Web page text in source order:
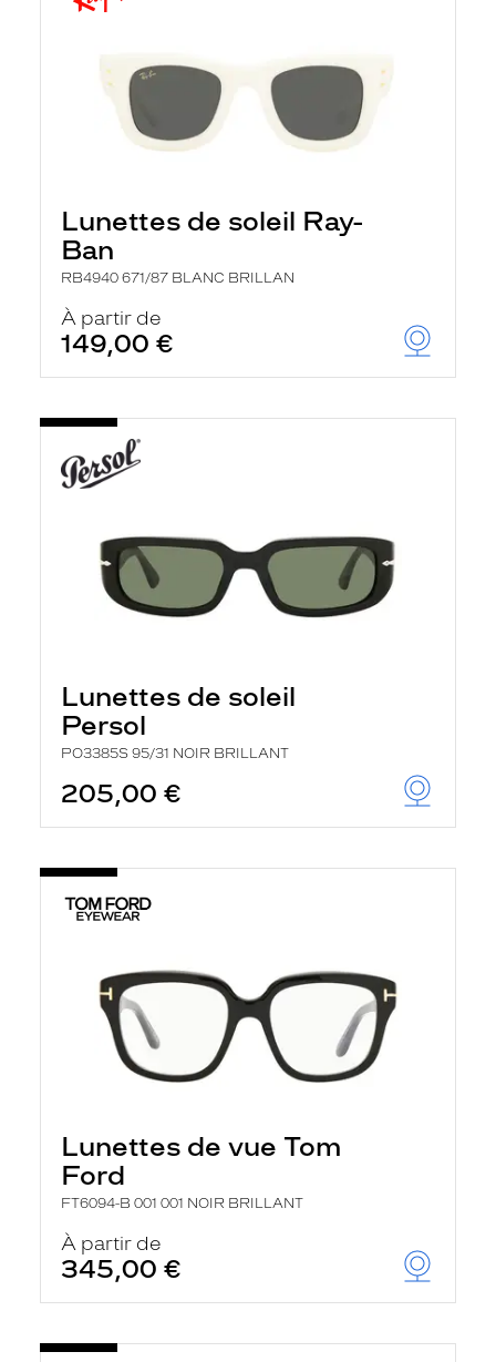
Lunettes de soleil Ray-
Ban
RB4940 671/87 BLANC BRILLAN
À partir de
149,00 €
Lunettes de soleil
Persol
PO3385S 95/31 NOIR BRILLANT
205,00 €
Lunettes de vue Tom
Ford
FT6094-B 001 001 NOIR BRILLANT
À partir de
345,00 €